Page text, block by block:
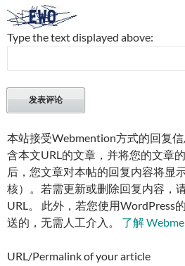
Type the text displayed above:
本站接受Webmention方式的回复
含本文URL的文章，并将您的文章
后，您文章对本帖的回复内容将显
核）。若需更新或删除回复内容，
URL。 此外，若您使用WordPress
送的，无需人工介入。 了解
URL/Permalink of your article